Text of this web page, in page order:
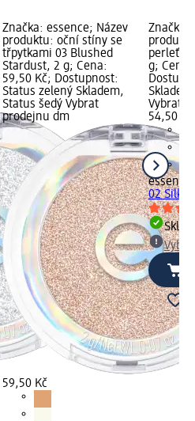
Značka: essence; Název
produktu: oční stíny se
třpytkami 03 Blushed
Stardust, 2 g; Cena:
59,50 Kč; Dostupnost:
Status zelený Skladem,
Status šedý Vybrat
prodejnu dm
59,50 Kč
Značka:
g;
Vybrat
54,50 Kč
essence
02 Silky